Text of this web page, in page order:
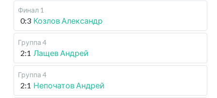
Финал 1
0:3 Козлов Александр
Группа 4
2:1 Лащев Андрей
Группа 4
2:1 Непочатов Андрей